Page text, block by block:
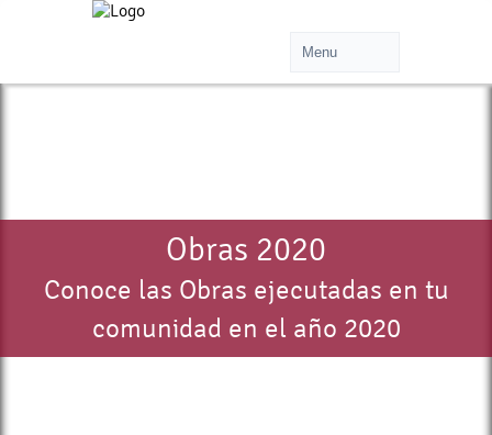
Obras 2020
Conoce las Obras ejecutadas en tu
comunidad en el año 2020